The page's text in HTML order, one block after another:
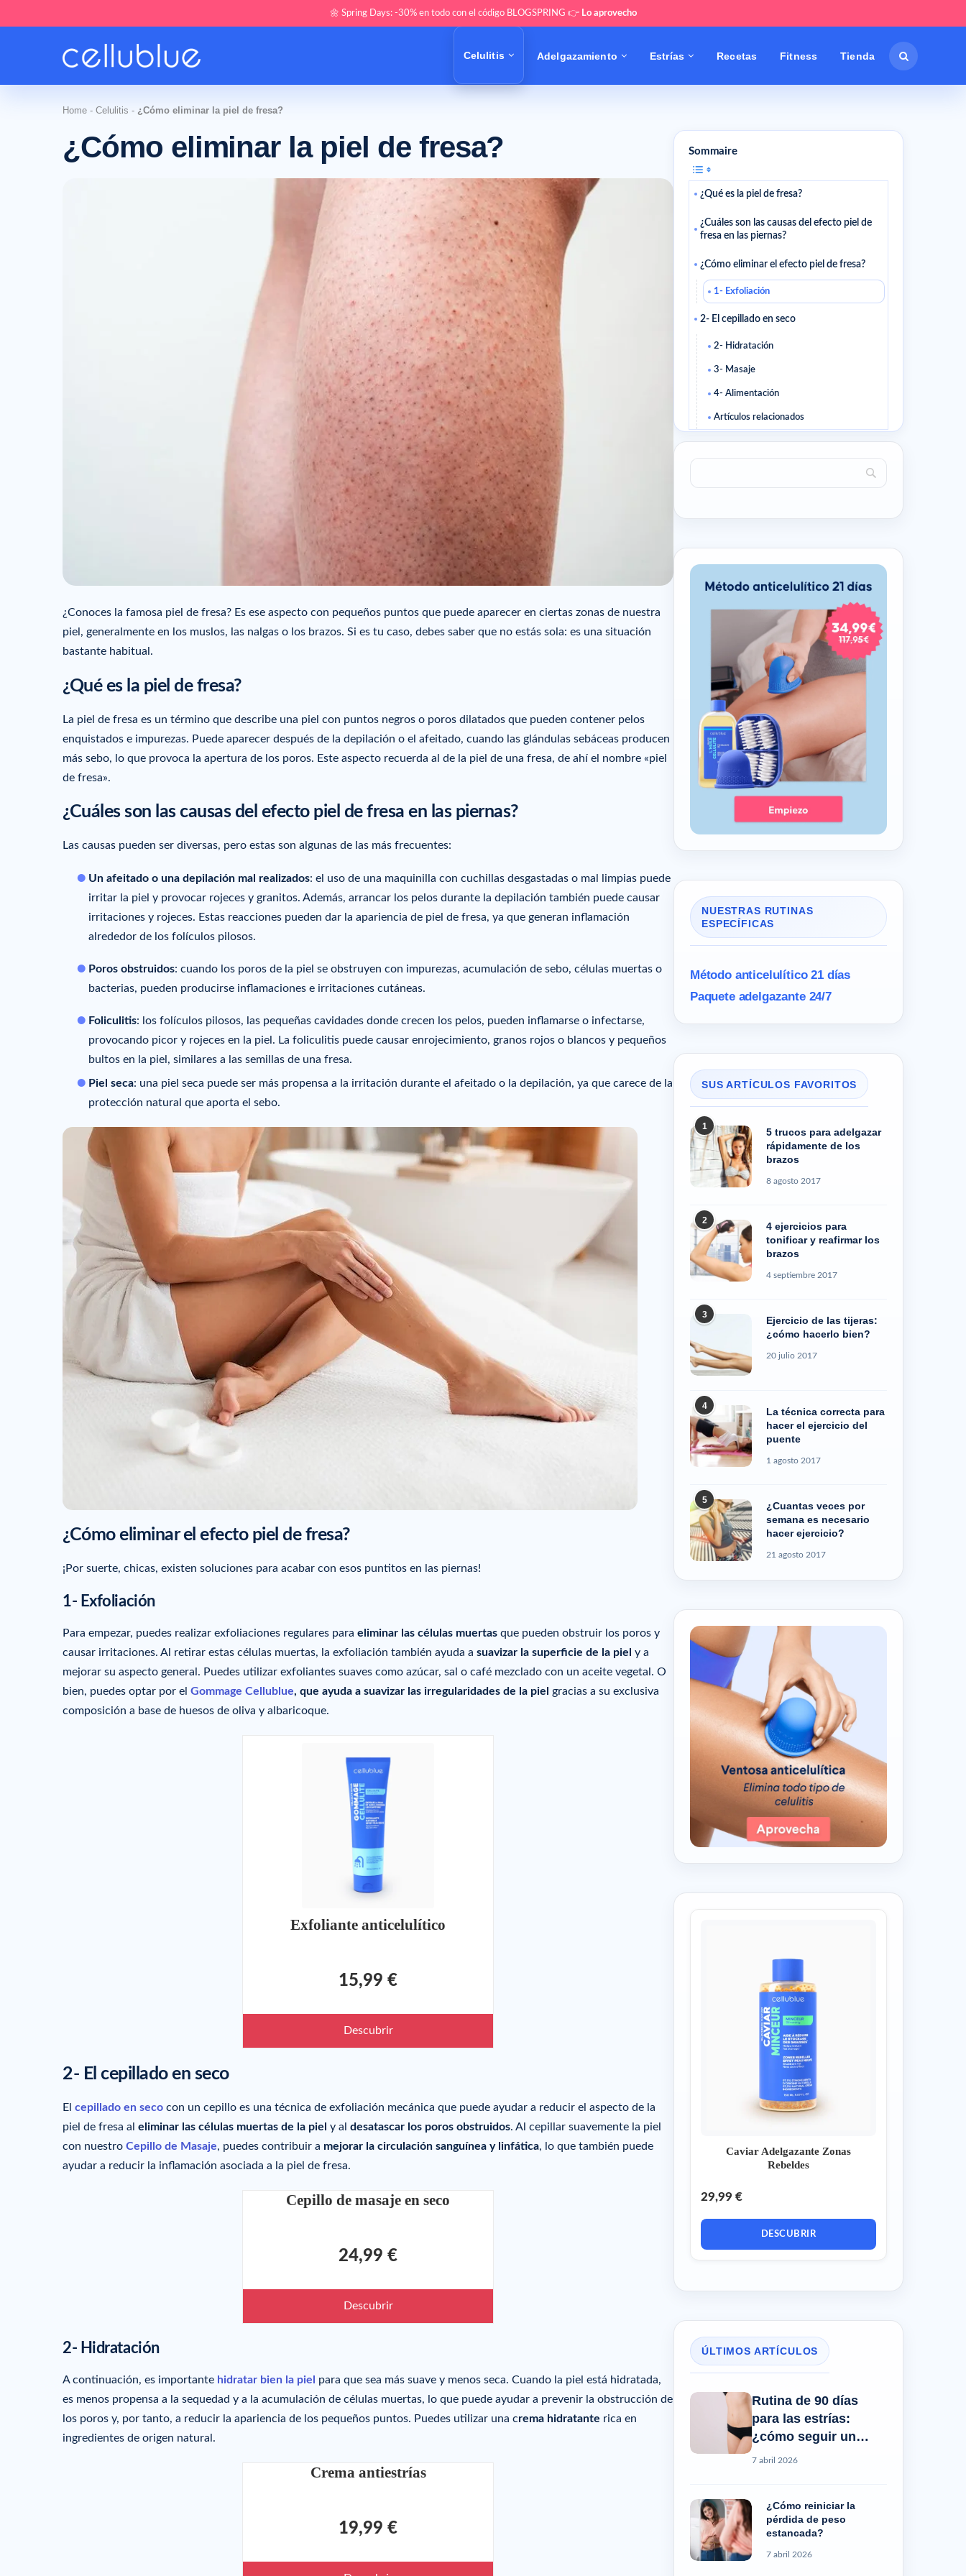
🌼 Spring Days: -30% en todo con el código BLOGSPRING 👉 Lo aprovecho
Celulitis Adelgazamiento Estrías Recetas Fitness Tienda
Home - Celulitis - ¿Cómo eliminar la piel de fresa?
¿Cómo eliminar la piel de fresa?
¿Conoces la famosa piel de fresa? Es ese aspecto con pequeños puntos que puede aparecer en ciertas zonas de nuestra
piel, generalmente en los muslos, las nalgas o los brazos. Si es tu caso, debes saber que no estás sola: es una situación
bastante habitual.
¿Qué es la piel de fresa?
La piel de fresa es un término que describe una piel con puntos negros o poros dilatados que pueden contener pelos
enquistados e impurezas. Puede aparecer después de la depilación o el afeitado, cuando las glándulas sebáceas producen
más sebo, lo que provoca la apertura de los poros. Este aspecto recuerda al de la piel de una fresa, de ahí el nombre «piel
de fresa».
¿Cuáles son las causas del efecto piel de fresa en las piernas?
Las causas pueden ser diversas, pero estas son algunas de las más frecuentes:
Un afeitado o una depilación mal realizados: el uso de una maquinilla con cuchillas desgastadas o mal limpias puede
irritar la piel y provocar rojeces y granitos. Además, arrancar los pelos durante la depilación también puede causar
irritaciones y rojeces. Estas reacciones pueden dar la apariencia de piel de fresa, ya que generan inflamación
alrededor de los folículos pilosos.
Poros obstruidos: cuando los poros de la piel se obstruyen con impurezas, acumulación de sebo, células muertas o
bacterias, pueden producirse inflamaciones e irritaciones cutáneas.
Foliculitis: los folículos pilosos, las pequeñas cavidades donde crecen los pelos, pueden inflamarse o infectarse,
provocando picor y rojeces en la piel. La foliculitis puede causar enrojecimiento, granos rojos o blancos y pequeños
bultos en la piel, similares a las semillas de una fresa.
Piel seca: una piel seca puede ser más propensa a la irritación durante el afeitado o la depilación, ya que carece de la
protección natural que aporta el sebo.
¿Cómo eliminar el efecto piel de fresa?
¡Por suerte, chicas, existen soluciones para acabar con esos puntitos en las piernas!
1- Exfoliación
Para empezar, puedes realizar exfoliaciones regulares para eliminar las células muertas que pueden obstruir los poros y
causar irritaciones. Al retirar estas células muertas, la exfoliación también ayuda a suavizar la superficie de la piel y a
mejorar su aspecto general. Puedes utilizar exfoliantes suaves como azúcar, sal o café mezclado con un aceite vegetal. O
bien, puedes optar por el Gommage Cellublue, que ayuda a suavizar las irregularidades de la piel gracias a su exclusiva
composición a base de huesos de oliva y albaricoque.
Exfoliante anticelulítico
15,99 €
Descubrir
2- El cepillado en seco
El cepillado en seco con un cepillo es una técnica de exfoliación mecánica que puede ayudar a reducir el aspecto de la
piel de fresa al eliminar las células muertas de la piel y al desatascar los poros obstruidos. Al cepillar suavemente la piel
con nuestro Cepillo de Masaje, puedes contribuir a mejorar la circulación sanguínea y linfática, lo que también puede
ayudar a reducir la inflamación asociada a la piel de fresa.
Cepillo de masaje en seco
24,99 €
Descubrir
2- Hidratación
A continuación, es importante hidratar bien la piel
para que sea más suave y menos seca. Cuando la piel está hidratada,
es menos propensa a la sequedad y a la acumulación de células muertas, lo que puede ayudar a prevenir la obstrucción de
los poros y, por tanto, a reducir la apariencia de los pequeños puntos. Puedes utilizar una crema hidratante rica en
ingredientes de origen natural.
Crema antiestrías
19,99 €
Sommaire
¿Qué es la piel de fresa?
¿Cuáles son las causas del efecto piel de
fresa en las piernas?
¿Cómo eliminar el efecto piel de fresa?
1- Exfoliación
2- El cepillado en seco
2- Hidratación
3- Masaje
4- Alimentación
Artículos relacionados
NUESTRAS RUTINAS
ESPECÍFICAS
Método anticelulítico 21 días
Paquete adelgazante 24/7
SUS ARTÍCULOS FAVORITOS
1
5 trucos para adelgazar
rápidamente de los
brazos
8 agosto 2017
2
4 ejercicios para
tonificar y reafirmar los
brazos
4 septiembre 2017
3
Ejercicio de las tijeras:
¿cómo hacerlo bien?
20 julio 2017
4
La técnica correcta para
hacer el ejercicio del
puente
1 agosto 2017
5
¿Cuantas veces por
semana es necesario
hacer ejercicio?
21 agosto 2017
Caviar Adelgazante Zonas
Rebeldes
29,99 €
DESCUBRIR
ÚLTIMOS ARTÍCULOS
Rutina de 90 días
para las estrías:
¿cómo seguir un
progreso real?
7 abril 2026
¿Cómo reiniciar la
pérdida de peso
estancada?
7 abril 2026